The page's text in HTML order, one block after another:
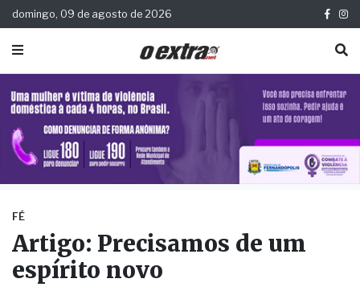
domingo, 09 de agosto de 2026
FÉ
Artigo: Precisamos de um
espírito novo